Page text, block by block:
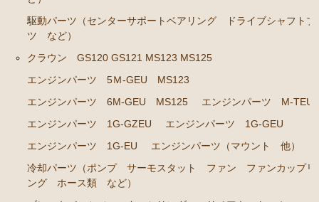
エンジンパーツ 1G-GZEU
エンジンパーツ 1G-GEU
エンジンパーツ 1G-EU
エンジンパーツ（マウント 他）
冷却パーツ（ポンプ サーモスタット ファン ファ
ンカップリング ホース類 など）
ブレーキパーツ（マスターシリンダー リペアキッ
ト ホース など）
クラッチパーツ（マスターシリンダー クラッチレリ
駆動パーツ（センターサポートベアリング ドライブシャフトブ
ツ など）
クラウン GS120 GS121 MS123 MS125
エンジンパーツ 5Ｍ-GEU MS123
エンジンパーツ 6M-GEU MS125
エンジンパーツ M-TEU
エンジンパーツ 1G-GZEU
エンジンパーツ 1G-GEU
エンジンパーツ 1G-EU
エンジンパーツ（マウント 他）
冷却パーツ（ポンプ サーモスタット ファン ファンカップリ
ング ホース類 など）